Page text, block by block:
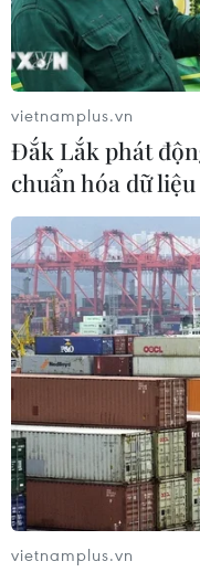
vietnamplus.vn
Đắk Lắk phát
chuẩn hóa dữ
vietnamplus.vn